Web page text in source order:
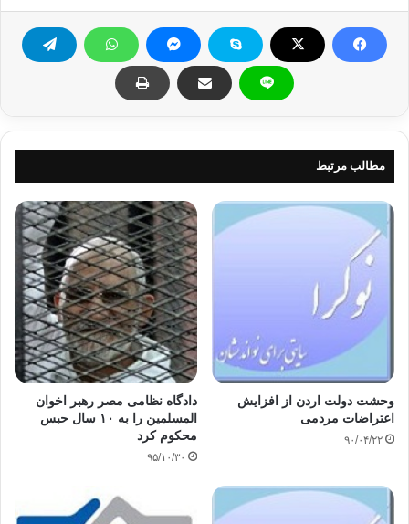
در سال‌ 1954 ، حكم‌ انحلال‌ اخوان‌ و دستگيري‌ كادر و افراد آن‌ از طرف‌
ناصر صادر گشت‌ و شش‌ نفر از رهبران‌ اخوان‌، به‌ نامهاي‌: «عبدالقادر عودة‌»،
«محمّد فرغلي‌»، «يوسف‌ طلعت‌»، «هنداوي‌ دوير»، «محمود عبداللطيف‌»،
«ابراهيم‌ الطيّب‌» اعدام‌ شدند و تعداد زيادي‌ نيز شكنجه‌ و به‌ زندانهاي‌ طويل‌
با وارد آمدن‌ ضربات‌ پياپي‌ به‌ پيكر جماعت‌ اخوان‌ المسلمين‌ در مصر،
طرفداران‌ بيداري‌ اسلامي‌ و هواخواهان‌ انديشة‌ تجديد حيات‌ اسلامي‌ در
جستجوي‌ وطن‌ ديگري‌ براي‌ فعّاليّت‌ برآمدند. اين‌ موطن‌ جديد «پاكستان‌» بود. با
از ميان‌ رفتن‌ تأثير مركز اصلي‌ اخوان‌ در قاهره‌، شاخة‌ اخوان‌ و جماعت‌ اسلامي‌
كه‌ در پاكستان‌ فعّال‌ شده‌ بود، با تأليفات‌، انديشه‌ها، و فعّاليّتهاي‌ چشمگير
«ابوالاعلي‌ مودودي‌» جايگاه‌ ويژه‌اي‌ گرفت‌.
—————————————
سيـد قطـب و بيـداري‌ اسـلامي‌
تأليف‌: فائز ابراهيم‌ محمّد
مطالب مرتبط
وحشت دولت اردن از افزایش
اعتراضات مردمی
۹۰/۰۴/۲۲
دادگاه نظامی مصر رهبر اخوان
المسلمین را به ۱۰ سال حبس
محکوم کرد
۹۵/۱۰/۳۰